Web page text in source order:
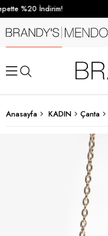
%20 İndirim!
Anasayfa KADIN Çanta